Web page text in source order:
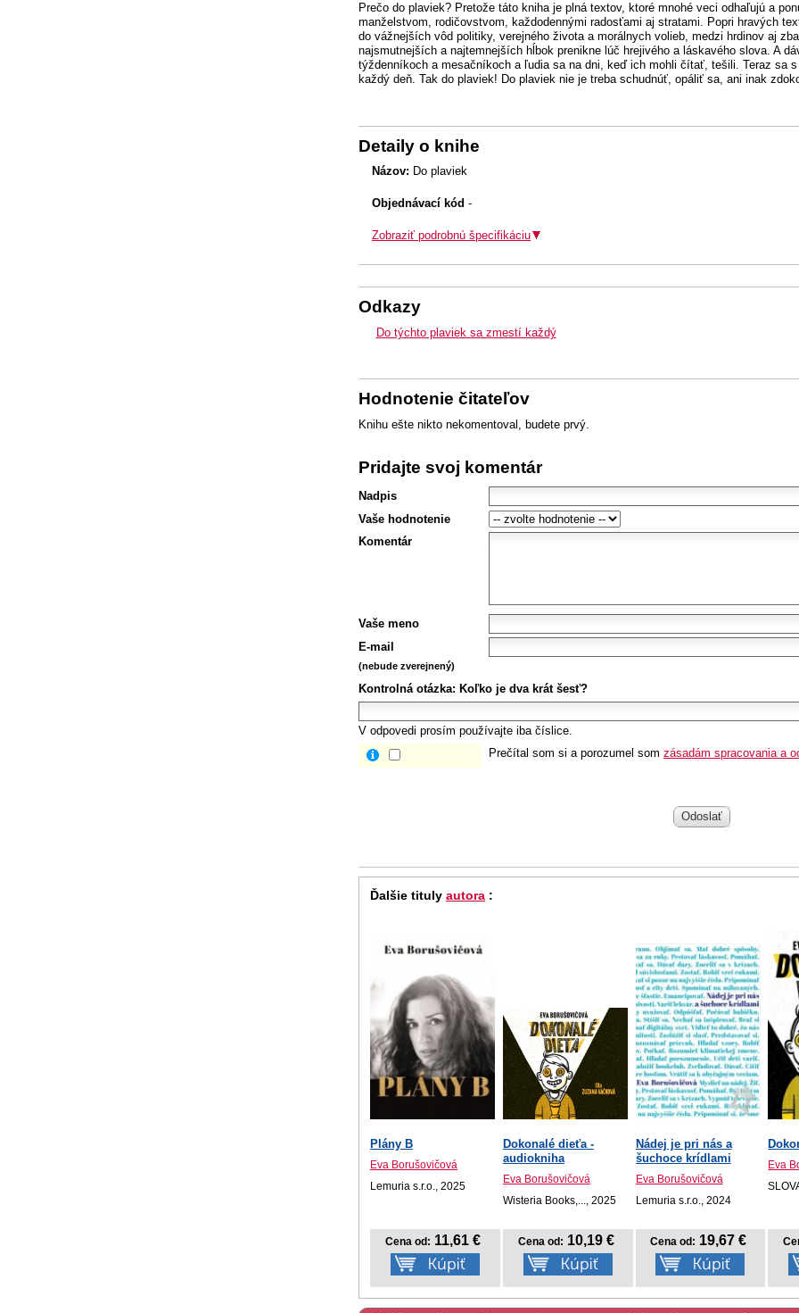
Prečo do plaviek? Pretože táto kniha je plná textov, ktoré mnohé veci odhaľujú a
manželstvom, rodičovstvom, každodennými radosťami aj stratami. Popri hravých
do vážnejších vôd politiky, verejného života a morálnych volieb, medzi hrdinov aj
najsmutnejších a najtemnejších hĺbok prenikne lúč hrejivého a láskavého slova. A
týždenníkoch a mesačníkoch a ľudia sa na dni, keď ich mohli čítať, tešili. Teraz sa
každý deň. Tak do plaviek! Do plaviek nie je treba schudnúť, opáliť sa, ani inak
Detaily o knihe
Názov: Do plaviek
Objednávací kód -
Zobraziť podrobnú špecifikáciu
Odkazy
Do týchto plaviek sa zmestí každý
Hodnotenie čitateľov
Knihu ešte nikto nekomentoval, budete prvý.
Pridajte svoj komentár
Nadpis
Vaše hodnotenie
Komentár
Vaše meno
E-mail
(nebude zverejnený)
Kontrolná otázka: Koľko je dva krát šesť?
V odpovedi prosím používajte iba číslice.
Prečítal som si a porozumel som zásadám spracovania a
Odoslať
Ďalšie tituly autora :
Plány B
Eva Borušovičová
Lemuria s.r.o., 2025
Cena od: 11,61 €
Dokonalé dieťa -
audiokniha
Eva Borušovičová
Wisteria Books,..., 2025
Cena od: 10,19 €
Nádej je pri nás a
šuchoce krídlami
Eva Borušovičová
Lemuria s.r.o., 2024
Cena od: 19,67 €
Eva